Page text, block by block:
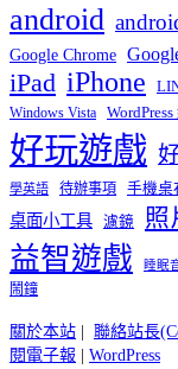
android
Google Chrome
iPad iPhone
Windows Vista
好玩遊戲
學英語 待辦事項 手機桌
桌面小工具 濾鏡 照
益智遊戲 睡眠
鬧鐘
關於本站 | 聯絡站長
閱電子報 | WordPress